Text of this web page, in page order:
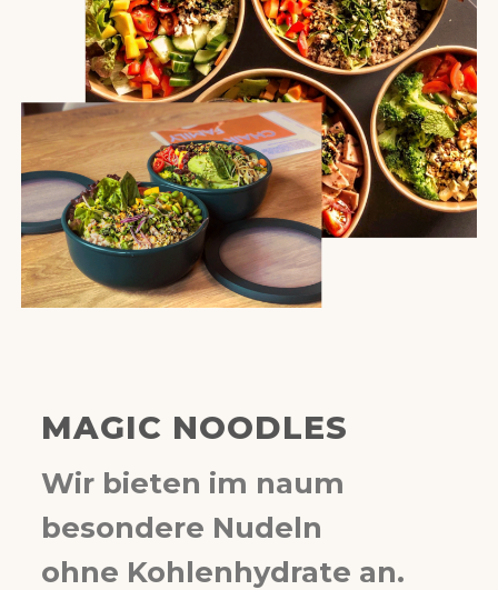
MAGIC NOODLES
Wir bieten im naum
besondere Nudeln
ohne Kohlenhydrate an.